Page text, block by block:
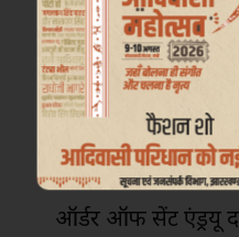
आज तो पूरे विपक्ष के
रूसी राष्ट्रपति
नरेंद्र मोदी को रूस के
ऑर्डर ऑफ सेंट एंड्रयू